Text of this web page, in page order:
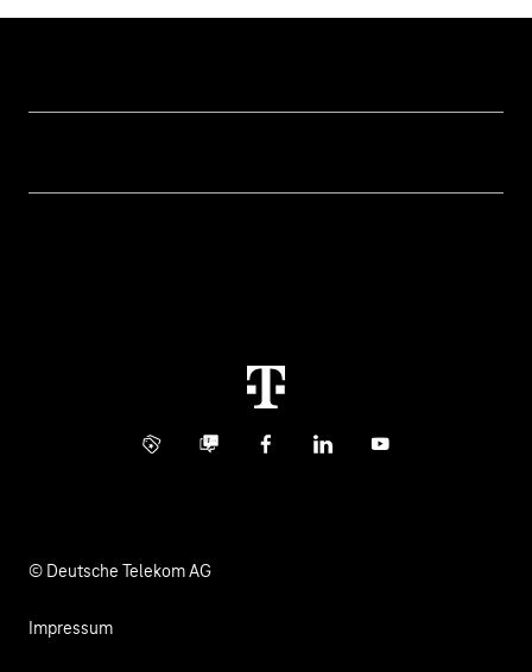
Info ServiceBusiness Community
FacebookLinkedInYouTube
© Deutsche Telekom AG
Impressum